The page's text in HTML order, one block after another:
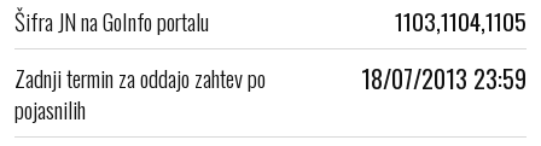
Šifra JN na GoInfo portalu
1103,1104,1105
Zadnji termin za oddajo zahtev po
pojasnilih
18/07/2013 23:59